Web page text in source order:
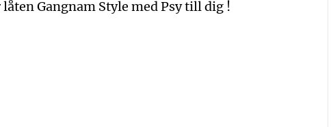
Gangnam Style med Psy till dig !